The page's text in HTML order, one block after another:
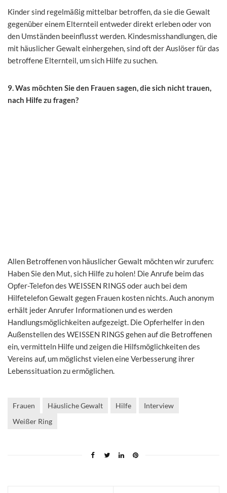
Kinder sind regelmäßig mittelbar betroffen, da sie die Gewalt
gegenüber einem Elternteil entweder direkt erleben oder von
den Umständen beeinflusst werden. Kindesmisshandlungen, die
mit häuslicher Gewalt einhergehen, sind oft der Auslöser für das
betroffene Elternteil, um sich Hilfe zu suchen.
9. Was möchten Sie den Frauen sagen, die sich nicht trauen,
nach Hilfe zu fragen?
Allen Betroffenen von häuslicher Gewalt möchten wir zurufen:
Haben Sie den Mut, sich Hilfe zu holen! Die Anrufe beim das
Opfer-Telefon des WEISSEN RINGS oder auch bei dem
Hilfetelefon Gewalt gegen Frauen kosten nichts. Auch anonym
erhält jeder Anrufer Informationen und es werden
Handlungsmöglichkeiten aufgezeigt. Die Opferhelfer in den
Außenstellen des WEISSEN RINGS gehen auf die Betroffenen
ein, vermitteln Hilfe und zeigen die Hilfsmöglichkeiten des
Vereins auf, um möglichst vielen eine Verbesserung ihrer
Lebenssituation zu ermöglichen.
Frauen Häusliche Gewalt Hilfe
Interview
Weißer Ring